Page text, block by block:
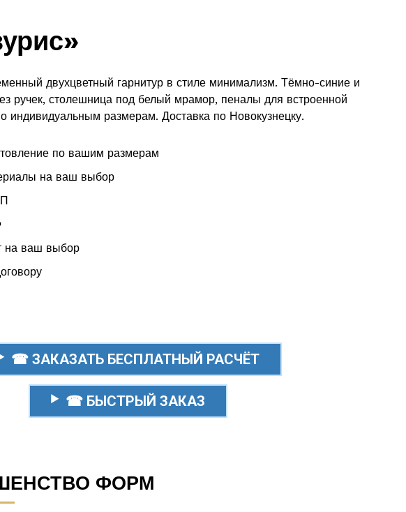
двухцветный гарнитур в стиле минимализм. Тёмно-синие и
ручек, столешница под белый мрамор, пеналы для встроенной
индивидуальным размерам. Доставка по Новокузнецку.
по вашим размерам
на ваш выбор
на ваш выбор
☎ ЗАКАЗАТЬ БЕСПЛАТНЫЙ РАСЧЁТ
☎ БЫСТРЫЙ ЗАКАЗ
ФОРМ